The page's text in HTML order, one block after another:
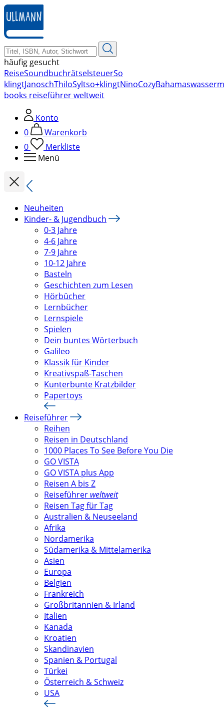
zum
Hauptinhalt
springen
häufig gesucht
ReiseSoundbuchrätselsteuerSo
klingtJanoschThiloSyltso+klingtNinoCozyBahamas
books reiseführer weltweit
Konto
0
Warenkorb
0
Merkliste
Menü
Neuheiten
Kinder- & Jugendbuch
0-3 Jahre
4-6 Jahre
7-9 Jahre
10-12 Jahre
Basteln
Geschichten zum Lesen
Hörbücher
Lernbücher
Lernspiele
Spielen
Dein buntes Wörterbuch
Galileo
Klassik für Kinder
Kreativspaß-Taschen
Kunterbunte Kratzbilder
Papertoys
Reiseführer
Reihen
Reisen in Deutschland
1000 Places To See Before You Die
GO VISTA
GO VISTA plus App
Reisen A bis Z
Reiseführer weltweit
Reisen Tag für Tag
Australien & Neuseeland
Afrika
Nordamerika
Südamerika & Mittelamerika
Asien
Europa
Belgien
Frankreich
Großbritannien & Irland
Italien
Kanada
Kroatien
Skandinavien
Spanien & Portugal
Türkei
Österreich & Schweiz
USA